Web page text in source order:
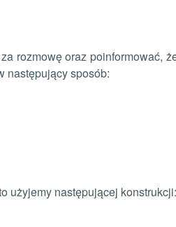
rozmowę oraz poinformować,
następujący sposób:
użyjemy następującej konstrukcji: